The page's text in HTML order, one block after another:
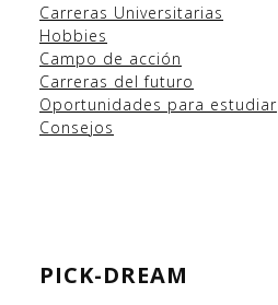
Carreras Universitarias
Hobbies
Campo de acción
Carreras del futuro
Oportunidades para estudiar
Consejos
PICK-DREAM